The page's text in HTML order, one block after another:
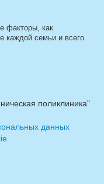
факторы, как
каждой семьи и всего
поликлиника"
данных